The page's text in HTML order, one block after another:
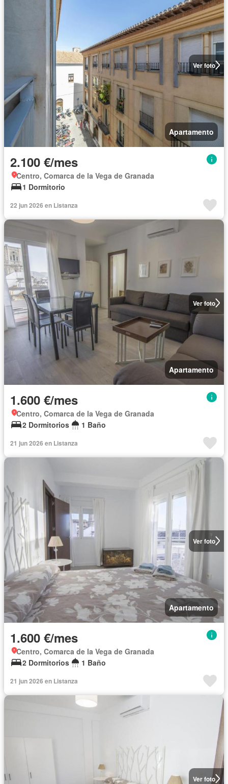
Ver foto
Apartamento
2.100 €/mes
Centro, Comarca de la Vega de Granada
1 Dormitorio
22 jun 2026 en Listanza
Ver foto
Apartamento
1.600 €/mes
Centro, Comarca de la Vega de Granada
2 Dormitorios
1 Baño
21 jun 2026 en Listanza
Ver foto
Apartamento
1.600 €/mes
Centro, Comarca de la Vega de Granada
2 Dormitorios
1 Baño
21 jun 2026 en Listanza
Ver foto